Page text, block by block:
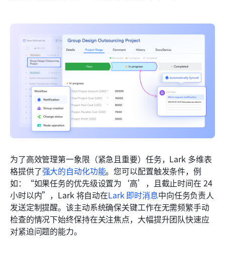
为了高效管理第一象限（紧急且重要）任务，Lark 多维表
格提供了强大的自动化功能。您可以配置触发条件，例
如：“如果任务的优先级设置为‘高’，且截止时间在 24
小时以内”，Lark 将自动在Lark 即时消息中向任务负责人
发送定制提醒。该主动系统确保关键工作在无需频繁手动
检查的情况下始终保持在关注焦点，大幅提升团队快速应
对紧迫问题的能力。